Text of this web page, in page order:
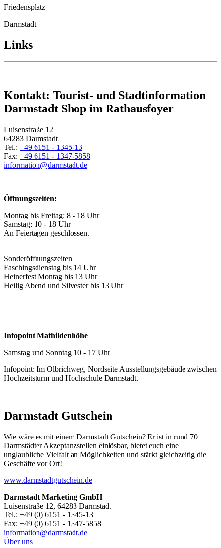
Friedensplatz
Darmstadt
Links
Kontakt: Tourist- und Stadtinformation
Darmstadt Shop im Rathausfoyer
Luisenstraße 12
64283 Darmstadt
Tel.: +49 6151 - 1345-13
Fax: +49 6151 - 1347-5858
information@darmstadt.de
Öffnungszeiten:
Montag bis Freitag: 8 - 18 Uhr
Samstag: 10 - 18 Uhr
An Feiertagen geschlossen.
Sonderöffnungszeiten
Faschingsdienstag bis 14 Uhr
Heinerfest Montag bis 13 Uhr
Heilig Abend und Silvester bis 13 Uhr
Infopoint Mathildenhöhe
Samstag und Sonntag 10 - 17 Uhr
Infopoint: Im Olbrichweg, Nordseite Ausstellungsgebäude zwischen
Hochzeitsturm und Hochschule Darmstadt.
Darmstadt Gutschein
Wie wäre es mit einem Darmstadt Gutschein? Er ist in rund 70
Darmstädter Akzeptanzstellen einlösbar, bietet euch eine
unglaubliche Vielfalt an Möglichkeiten und stärkt gleichzeitig die
Geschäfte vor Ort!
www.darmstadtgutschein.de
Darmstadt Marketing GmbH
Luisenstraße 12, 64283 Darmstadt
Tel.: +49 (0) 6151 - 1345-13
Fax: +49 (0) 6151 - 1347-5858
information@darmstadt.de
Über uns